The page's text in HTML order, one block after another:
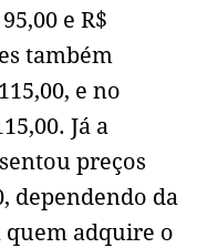
e R$
também
e no
Já a
preços
dependendo da
quem adquire o